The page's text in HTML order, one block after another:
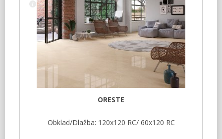
ORESTE
Obklad/Dlažba: 120x120 RC/ 60x120 RC